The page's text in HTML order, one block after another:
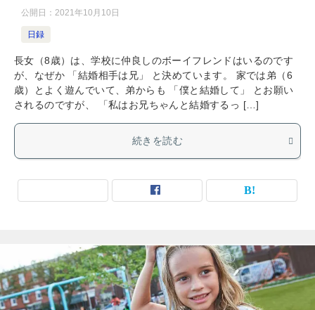
公開日： 2021年10月10日
日録
長女（8歳）は、学校に仲良しのボーイフレンドはいるのです
が、なぜか 「結婚相手は兄」 と決めています。 家では弟（6
歳）とよく遊んでいて、弟からも 「僕と結婚して」 とお願い
されるのですが、 「私はお兄ちゃんと結婚するっ […]
続きを読む